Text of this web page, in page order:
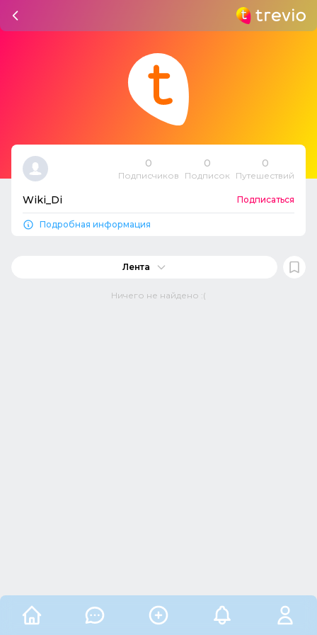
0
Подписчиков
0
Подписок
0
Путешествий
Wiki_Di Подписаться
Подробная информация
Лента
Ничего не найдено :(